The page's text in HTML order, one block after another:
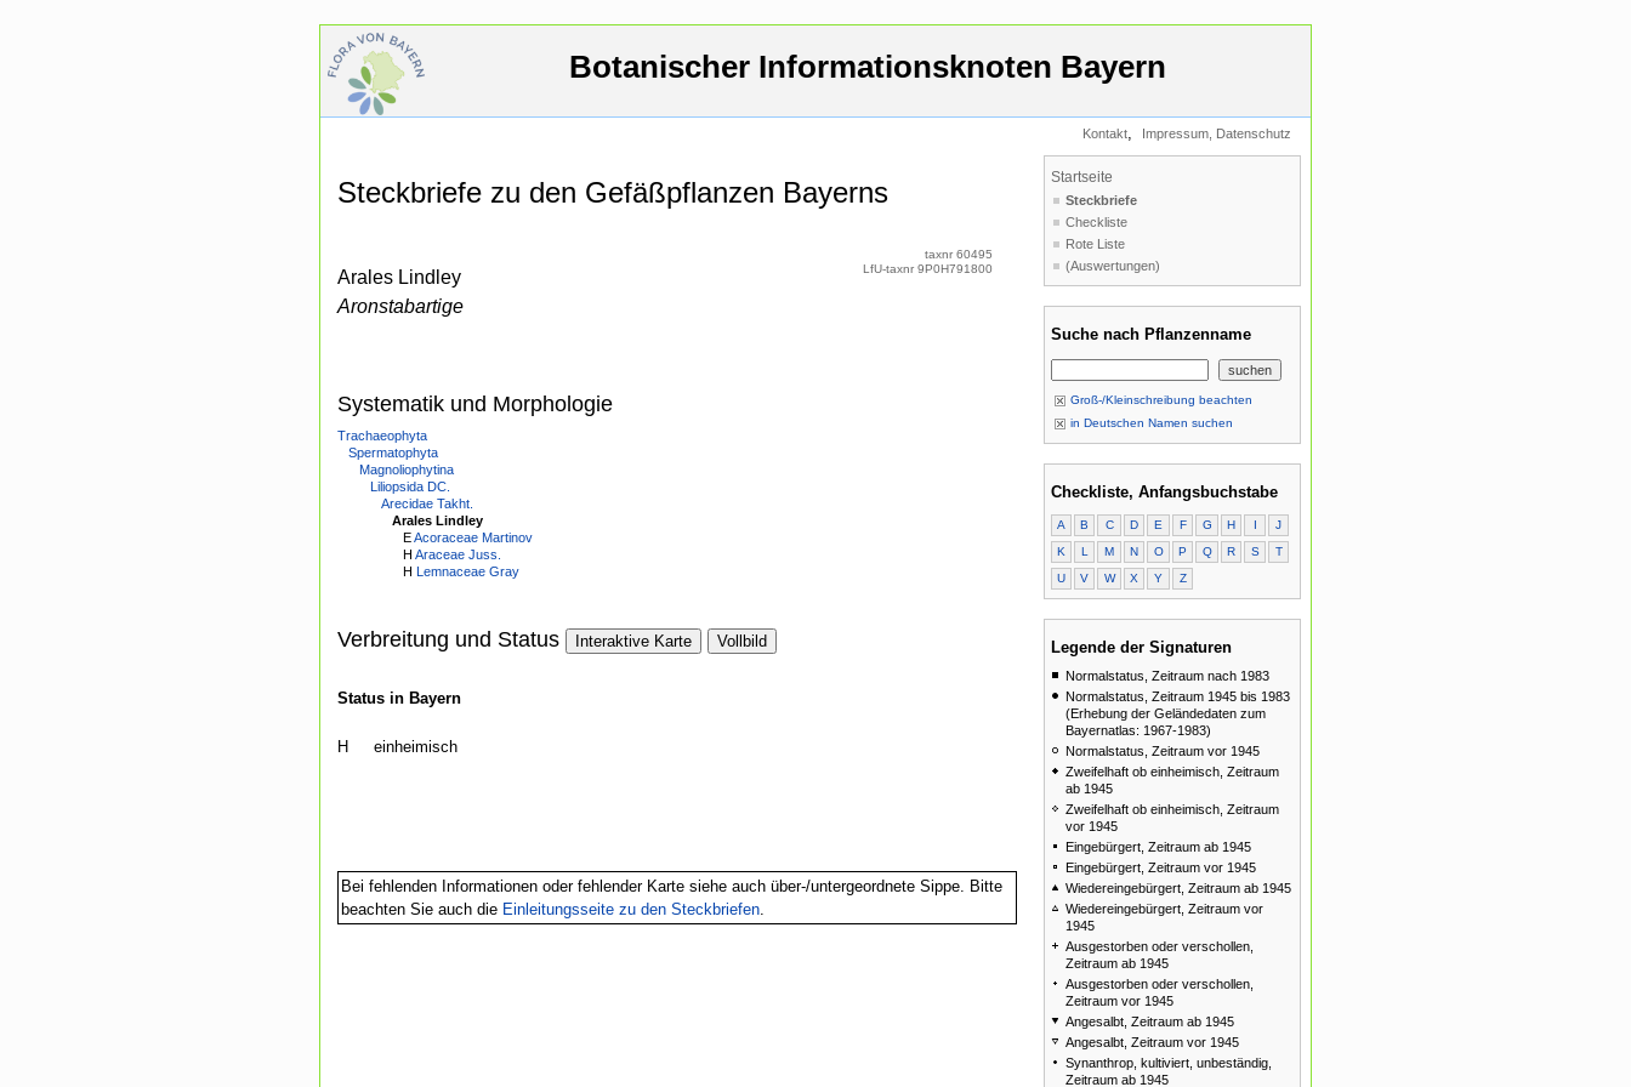
Botanischer Informationsknoten Bayern
Kontakt, Impressum, Datenschutz
Steckbriefe zu den Gefäßpflanzen Bayerns
Arales Lindley
Aronstabartige
taxnr 60495
LfU-taxnr 9P0H791800
Systematik und Morphologie
Trachaeophyta
Spermatophyta
Magnoliophytina
Liliopsida DC.
Arecidae Takht.
Arales Lindley
EAcoraceae Martinov
H Araceae Juss.
H Lemnaceae Gray
Verbreitung und Status Interaktive Karte Vollbild
Status in Bayern
H einheimisch
Bei fehlenden Informationen oder fehlender Karte siehe auch über-/untergeordnete Sippe. Bitte
beachten Sie auch die Einleitungsseite zu den Steckbriefen.
Startseite
Steckbriefe
Checkliste
Rote Liste
(Auswertungen)
Suche nach Pflanzenname
Groß-/Kleinschreibung beachten
in Deutschen Namen suchen
Checkliste, Anfangsbuchstabe
A B C D E F G H I
J
K
L M N O P Q R S
T
U
V W X Y Z
Legende der Signaturen
Normalstatus, Zeitraum nach 1983
Normalstatus, Zeitraum 1945 bis 1983
(Erhebung der Geländedaten zum
Bayernatlas: 1967-1983)
Normalstatus, Zeitraum vor 1945
Zweifelhaft ob einheimisch, Zeitraum
ab 1945
Zweifelhaft ob einheimisch, Zeitraum
vor 1945
Eingebürgert, Zeitraum ab 1945
Eingebürgert, Zeitraum vor 1945
Wiedereingebürgert, Zeitraum ab 1945
Wiedereingebürgert, Zeitraum vor
1945
Ausgestorben oder verschollen,
Zeitraum ab 1945
Ausgestorben oder verschollen,
Zeitraum vor 1945
Angesalbt, Zeitraum ab 1945
Angesalbt, Zeitraum vor 1945
Synanthrop, kultiviert, unbeständig,
Zeitraum ab 1945